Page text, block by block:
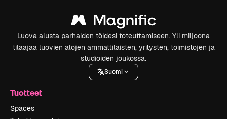
Luova alusta parhaiden töidesi toteuttamiseen. Yli miljoona
tilaajaa luovien alojen ammattilaisten, yritysten, toimistojen ja
studioiden joukossa.
Suomi
Tuotteet
Spaces